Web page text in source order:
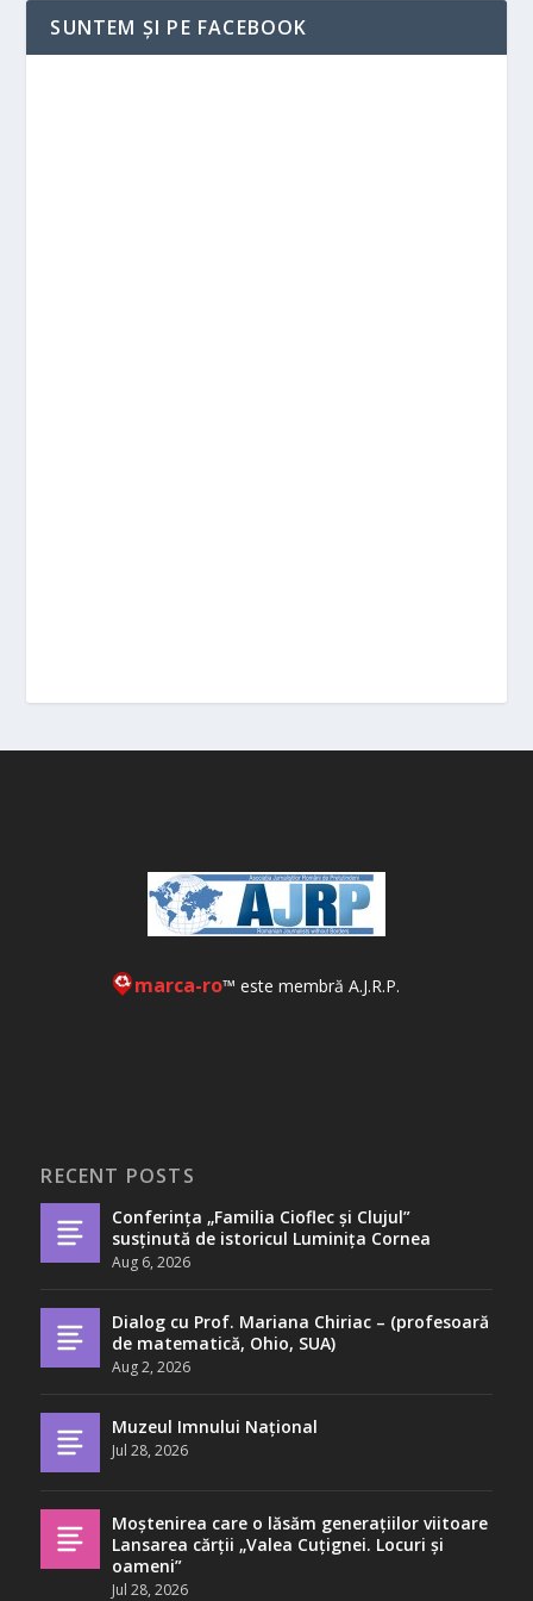
SUNTEM ȘI PE FACEBOOK
marca-ro™ este membră A.J.R.P.
RECENT POSTS
Conferința „Familia Cioflec și Clujul”
susținută de istoricul Luminița Cornea
Aug 6, 2026
Dialog cu Prof. Mariana Chiriac – (profesoară
de matematică, Ohio, SUA)
Aug 2, 2026
Muzeul Imnului Național
Jul 28, 2026
Moștenirea care o lăsăm generațiilor viitoare
Lansarea cărții „Valea Cuțignei. Locuri și
oameni”
Jul 28, 2026